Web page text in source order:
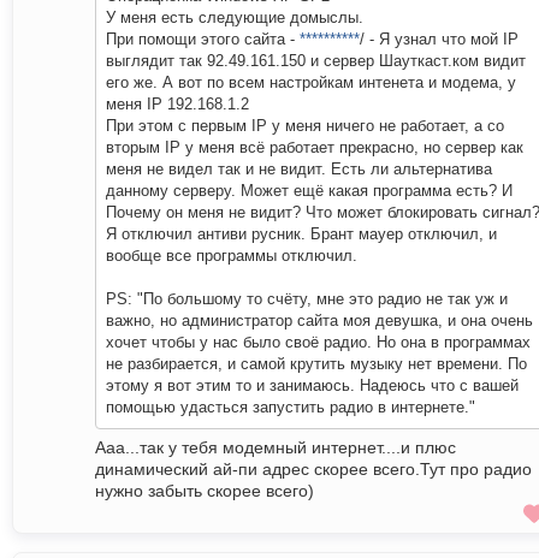
У меня есть следующие домыслы.
При помощи этого сайта - **********/ - Я узнал что мой IP
выглядит так 92.49.161.150 и сервер Шауткаст.ком видит
его же. А вот по всем настройкам интенета и модема, у
меня IP 192.168.1.2
При этом с первым IP у меня ничего не работает, а со
вторым IP у меня всё работает прекрасно, но сервер как
меня не видел так и не видит. Есть ли альтернатива
данному серверу. Может ещё какая программа есть? И
Почему он меня не видит? Что может блокировать сигнал?
Я отключил антиви русник. Брант мауер отключил, и
вообще все программы отключил.
PS: "По большому то счёту, мне это радио не так уж и
важно, но администратор сайта моя девушка, и она очень
хочет чтобы у нас было своё радио. Но она в программах
не разбирается, и самой крутить музыку нет времени. По
этому я вот этим то и занимаюсь. Надеюсь что с вашей
помощью удасться запустить радио в интернете."
Ааа...так у тебя модемный интернет....и плюс
динамический ай-пи адрес скорее всего.Тут про радио
нужно забыть скорее всего)